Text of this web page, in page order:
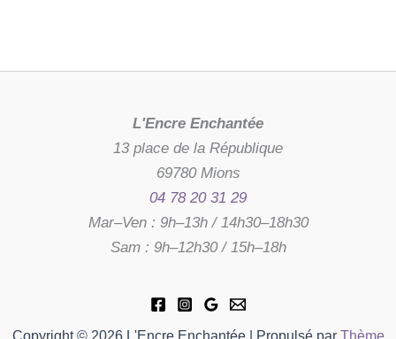
L'Encre Enchantée
13 place de la République
69780 Mions
04 78 20 31 29
Mar–Ven : 9h–13h / 14h30–18h30
Sam : 9h–12h30 / 15h–18h
Copyright © 2026 L'Encre Enchantée | Propulsé par Thème